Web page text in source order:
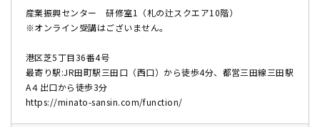
産業振興センター 研修室1（札の辻スクエア10階）
※オンライン受講はございません。
港区芝5丁目36番4号
最寄り駅:JR田町駅三田口（西口）から徒歩4分、都営三田線三田駅
A４出口から徒歩3分
https://minato-sansin.com/function/